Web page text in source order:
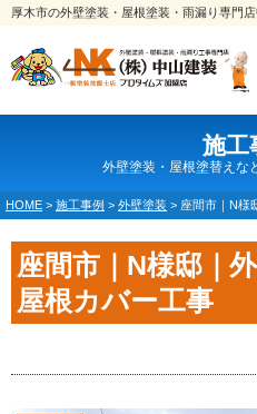
厚木市の外壁塗装・屋根塗装・雨漏り専門
施工
外壁塗装・屋根塗替えな
HOME > 施工事例 > 外壁塗装 > 座間市｜N様
座間市｜N様邸｜
屋根カバー工事